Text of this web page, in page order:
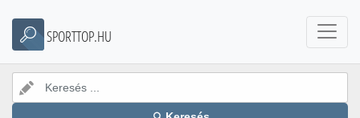
SPORTTOP.HU